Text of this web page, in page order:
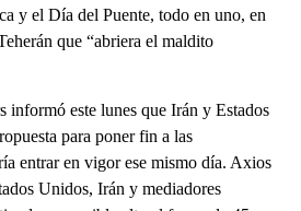
y el Día del Puente, todo en uno, en
que “abriera el maldito
informó este lunes que Irán y Estados
para poner fin a las
entrar en vigor ese mismo día. Axios
Unidos, Irán y mediadores